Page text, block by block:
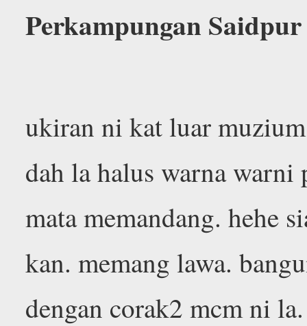
Perkampungan
ukiran ni kat luar
dah la halus warna
mata memandang. hehe
kan. memang lawa.
dengan corak2 mcm ni